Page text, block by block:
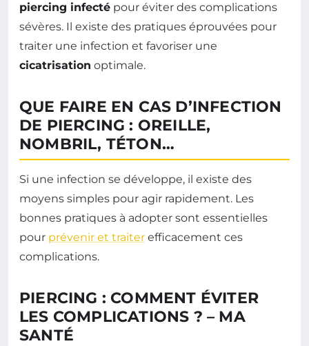
piercing infecté pour éviter des complications
sévères. Il existe des pratiques éprouvées pour
traiter une infection et favoriser une
cicatrisation optimale.
QUE FAIRE EN CAS D’INFECTION
DE PIERCING : OREILLE,
NOMBRIL, TÉTON…
Si une infection se développe, il existe des
moyens simples pour agir rapidement. Les
bonnes pratiques à adopter sont essentielles
pour prévenir et traiter efficacement ces
complications.
PIERCING : COMMENT ÉVITER
LES COMPLICATIONS ? – MA
SANTÉ